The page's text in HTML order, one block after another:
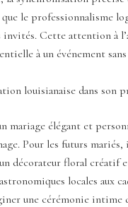
le professionnalisme
Cette attention à
à un événement
louisianaise dans son
mariage élégant et
Pour les futurs mariés,
décorateur floral créatif
locales aux
une cérémonie intime